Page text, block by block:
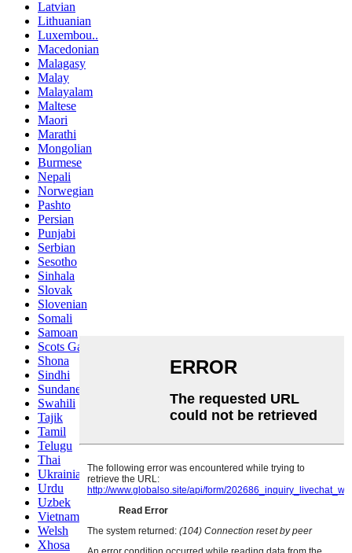
Latvian
Lithuanian
Luxembou..
Macedonian
Malagasy
Malay
Malayalam
Maltese
Maori
Marathi
Mongolian
Burmese
Nepali
Norwegian
Pashto
Persian
Punjabi
Serbian
Sesotho
Sinhala
Slovak
Slovenian
Somali
Samoan
Scots Gaelic
Shona
Sindhi
Sundanese
Swahili
Tajik
Tamil
Telugu
Thai
Ukrainian
Urdu
Uzbek
Vietnamese
Welsh
Xhosa